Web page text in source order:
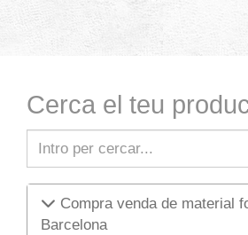
Cerca el teu
Compra venda de material
Barcelona